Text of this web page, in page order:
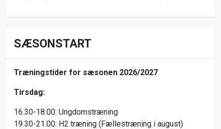
SÆSONSTART
Træningstider for sæsonen 2026/2027
Tirsdag:
16.30-18.00: Ungdomstræning
19.30-21.00: H2 træning (Fællestræning i august)